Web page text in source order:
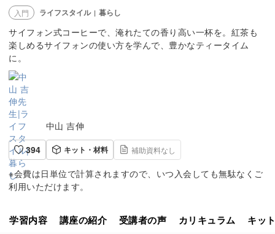
入門 ライフスタイル | 暮らし
サイフォン式コーヒーで、淹れたての香り高い一杯を。紅茶も
楽しめるサイフォンの使い方を学んで、豊かなティータイム
に。
中山 吉伸
394
キット・材料 補助資料なし
※会費は日単位で計算されますので、いつ入会しても無駄なくご
利用いただけます。
学習内容 講座の紹介 受講者の声 カリキュラム キッ